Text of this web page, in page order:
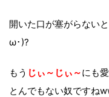
開いた口が塞がらない
ω･)?
もう じぃ～じぃ～にも
とんでもない奴ですね